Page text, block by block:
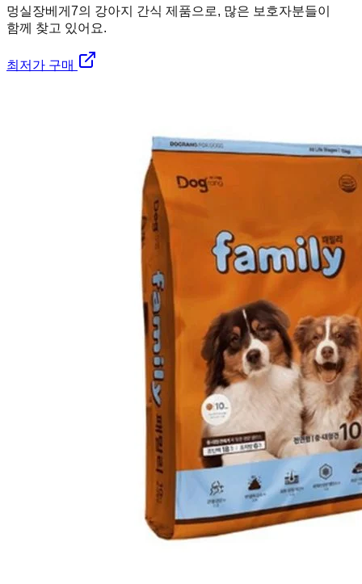
멍실장베게7의 강아지 간식 제품으로, 많은 보호자분들이
함께 찾고 있어요.
최저가 구매